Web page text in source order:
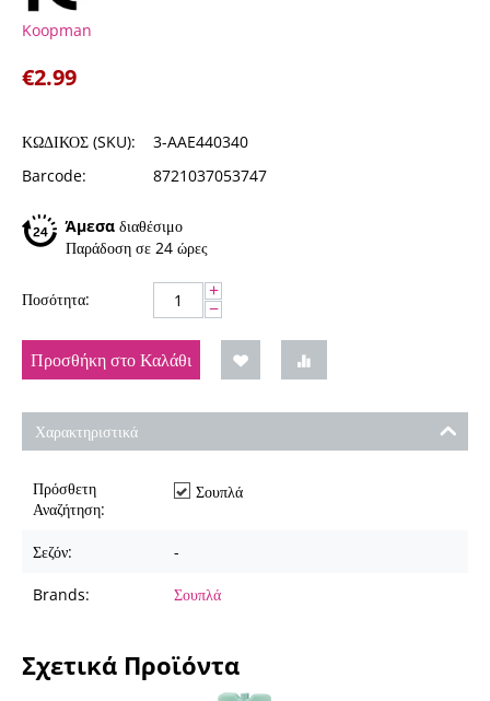
Koopman
€2.99
ΚΩΔΙΚΟΣ (SKU):
3-AAE440340
Barcode:
8721037053747
Άμεσα διαθέσιμο
Παράδοση σε 24 ώρες
Ποσότητα: +
−
Προσθήκη στο Καλάθι
Χαρακτηριστικά
Πρόσθετη
Αναζήτηση:
Σουπλά
Σεζόν: -
Brands: Σουπλά
Σχετικά Προϊόντα